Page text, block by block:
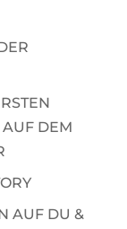
DEM
AUF DU &